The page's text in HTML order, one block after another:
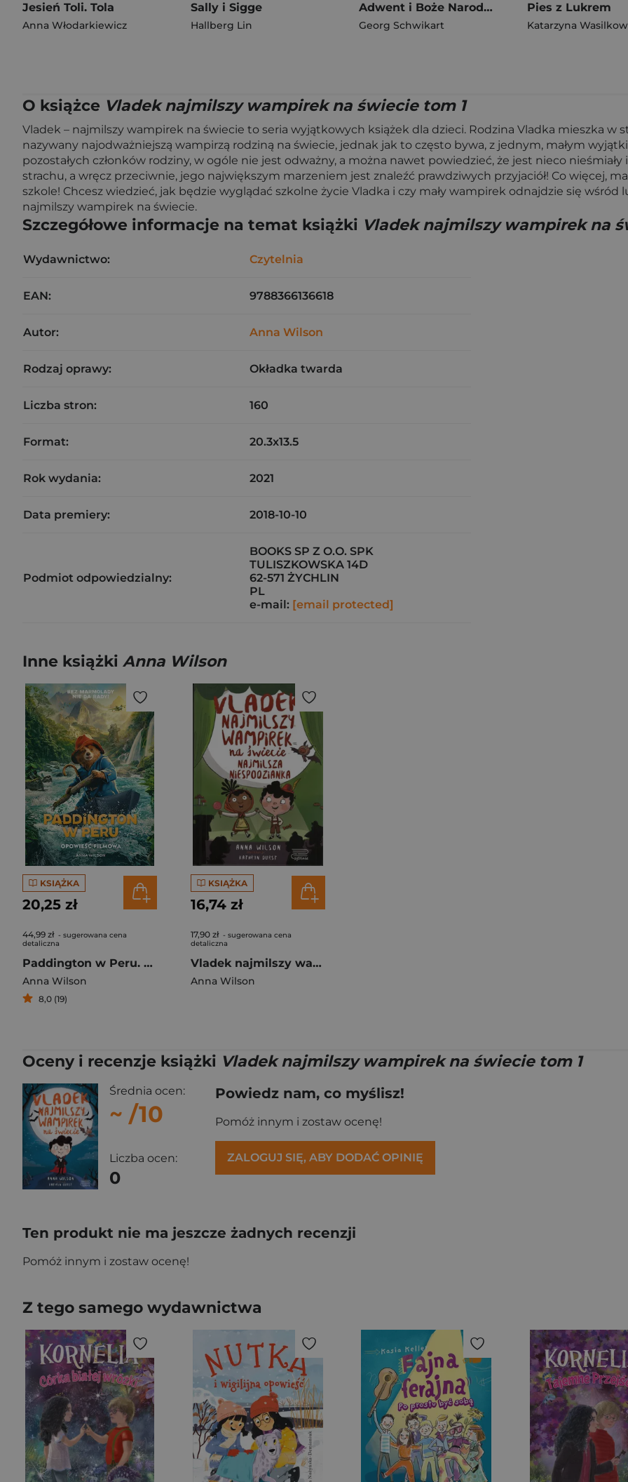
Jesień Toli. Tola
Anna Włodarkiewicz
Sally i Sigge
Hallberg Lin
Adwent i Boże Narodzenie
Georg Schwikart
Pies z Lukrem
Katarzyna
O książce Vladek najmilszy wampirek na świecie tom 1
Vladek – najmilszy wampirek na świecie to seria wyjątkowych książek dla dzieci. Rodzina Vladka mieszka
nazywany najodważniejszą wampirzą rodziną na świecie, jednak jak to często bywa, z jednym, małym
pozostałych członków rodziny, w ogóle nie jest odważny, a można nawet powiedzieć, że jest nieco
strachu, a wręcz przeciwnie, jego największym marzeniem jest znaleźć prawdziwych przyjaciół! Co więcej,
szkole! Chcesz wiedzieć, jak będzie wyglądać szkolne życie Vladka i czy mały wampirek odnajdzie się wśród
najmilszy wampirek na świecie.
Szczegółowe informacje na temat książki Vladek najmilszy wampirek na
Wydawnictwo: Czytelnia
EAN: 9788366136618
Autor: Anna Wilson
Rodzaj oprawy: Okładka twarda
Liczba stron: 160
Format: 20.3x13.5
Rok wydania: 2021
Data premiery: 2018-10-10
Podmiot odpowiedzialny:
BOOKS SP Z O.O. SPK
TULISZKOWSKA 14D
62-571 ŻYCHLIN
PL
e-mail: [email protected]
Inne książki Anna Wilson
KSIĄŻKA
20,25 zł
44,99 zł - sugerowana cena
detaliczna
Paddington w Peru. Opowieść filmowa
Anna Wilson
8,0 (19)
KSIĄŻKA
16,74 zł
17,90 zł - sugerowana cena
detaliczna
Vladek najmilszy wampirek na świecie Tom 4 Najmilsza niespodzianka
Anna Wilson
Oceny i recenzje książki Vladek najmilszy wampirek na świecie tom 1
Średnia ocen:
~ /10
Liczba ocen:
0
Powiedz nam, co myślisz!
Pomóż innym i zostaw ocenę!
ZALOGUJ SIĘ, ABY DODAĆ OPINIĘ
Ten produkt nie ma jeszcze żadnych recenzji
Pomóż innym i zostaw ocenę!
Z tego samego wydawnictwa